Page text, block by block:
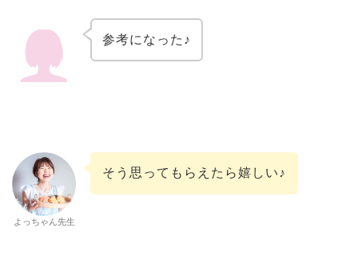
参考になった♪
よっちゃん先生
そう思ってもらえたら嬉しい♪